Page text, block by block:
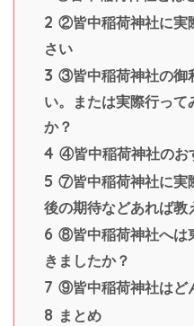
2 ②皆中稲荷神社に実
さい
3 ③皆中稲荷神社の御
い。または実際行って
か？
4 ④皆中稲荷神社のお
5 ⑦皆中稲荷神社に実
後の期待などあれば教
6 ⑧皆中稲荷神社へは
きましたか？
7 ⑨皆中稲荷神社はど
8 まとめ